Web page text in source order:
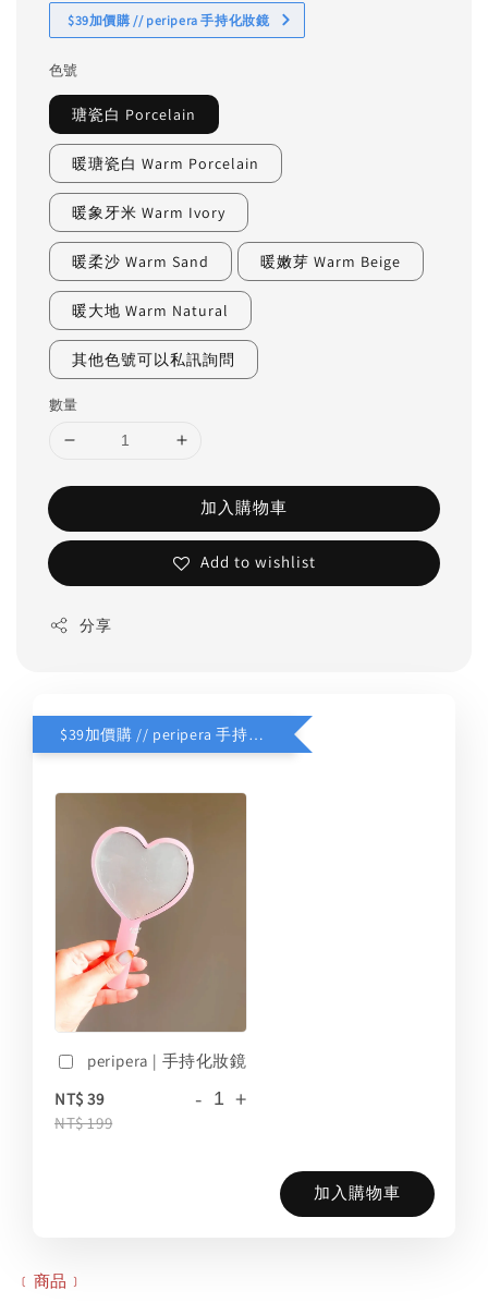
$39加價購 // peripera 手持化妝鏡
色號
瑭瓷白 Porcelain
暖瑭瓷白 Warm Porcelain
暖象牙米 Warm Ivory
暖柔沙 Warm Sand 暖嫩芽 Warm Beige
暖大地 Warm Natural
其他色號可以私訊詢問
數量
加入購物車
Add to wishlist
分享
$39加價購 // peripera 手持化妝鏡
peripera | 手持化妝鏡
NT$ 39
NT$ 199
- +
加入購物車
﹝商品﹞